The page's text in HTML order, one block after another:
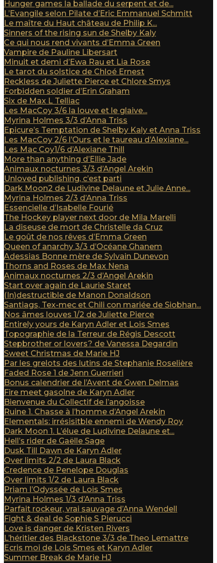
Hunger games la ballade du serpent et de...
L’Evangile selon Pilate d’Eric Emmanuel Schmitt
Le maître du Haut château de Philip K...
Sinners of the rising sun de Shelby Kaly
Ce qui nous rend vivants d’Emma Green
Vampire de Pauline Libersart
Minuit et demi d’Ewa Rau et Lia Rose
Le tarot du solstice de Chloé Ernest
Reckless de Juliette Pierce et Chlore Smys
Forbidden soldier d’Erin Graham
Six de Max L Telliac
Les MacCoy 3/6 la louve et le glaive...
Myrina Holmes 3/3 d’Anna Triss
Epicure’s Temptation de Shelby Kaly et Anna Triss
Les MacCoy 2/6 l’Ours et le taureau d’Alexiane...
Les Mac Coy1/6 d’Alexiane Thill
More than anything d’Ellie Jade
Animaux nocturnes 3/3 d’Angel Arekin
Unloved publishing, c’est parti
Dark Moon2 de Ludivine Delaune et Julie Anne...
Myrina Holmes 2/3 d’Anna Triss
Essencielle d’Isabelle Fourié
The Hockey player next door de Mila Marelli
La diseuse de mort de Christelle da Cruz
Le goût de nos rêves d’Emma Green
Queen of anarchy 3/3 d’Océane Ghanem
Adessias Bonne mère de Sylvain Dunevon
Thorns and Roses de Max Nena
Animaux nocturnes 2/3 d’Angel Arekin
Start over again de Laurie Staret
(In)destructible de Manon Donaldson
Santiags, Tex-mec et Chili con mariée de Siobhan...
Nos âmes louves 1/2 de Juliette Pierce
Entirely yours de Karyn Adler et Lois Smes
Topographie de la Terreur de Régis Descott
Stepbrother or lovers? de Vanessa Degardin
Sweet Christmas de Marie HJ
Par les grelots des lutins de Stephanie Roselière
Faded Rose 1 de Jenn Guerrieri
Bonus calendrier de l’Avent de Gwen Delmas
Fire meet gasolne de Karyn Adler
Bienvenue du Collectif de l’angoisse
Ruine 1. Chasse à l’homme d’Angel Arekin
Elementals: irrésisitble ennemi de Wendy Roy
Dark Moon 1. L’élue de Ludivine Delaune et...
Hell’s rider de Gaëlle Sage
Dusk Till Dawn de Karyn Adler
Over limits 2/2 de Laura Black
Credence de Penelope Douglas
Over limits 1/2 de Laura Black
Priam l’Odyssée de Lois Smes
Myrina Holmes 1/3 d’Anna Triss
Parfait rockeur, vrai sauvage d’Anna Wendell
Fight & deal de Sophie S Pierucci
Love is danger de Kristen Rivers
L’héritier des Blackstone 3/3 de Theo Lemattre
Ecris moi de Lois Smes et Karyn Adler
Summer Break de Marie HJ